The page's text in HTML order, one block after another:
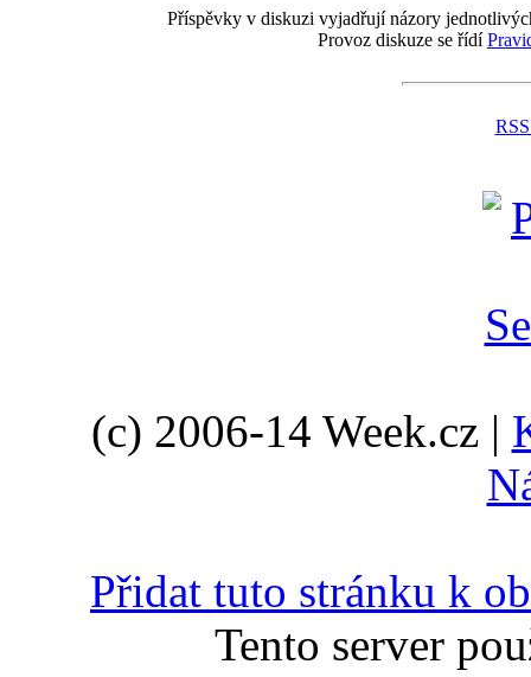
Příspěvky v diskuzi vyjadřují názory
Provoz diskuze se řídí
(c) 2006-14 Week.cz |
Přidat tuto stránku k
Tento server